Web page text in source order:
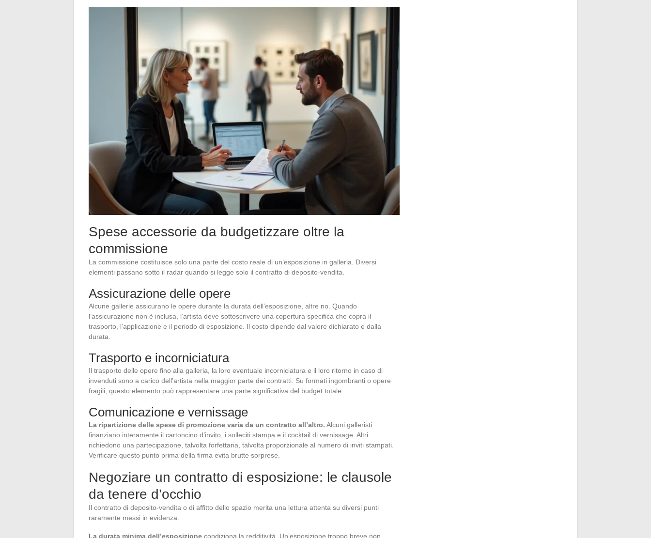
Spese accessorie da budgetizzare oltre la
commissione
La commissione costituisce solo una parte del costo reale di un’esposizione in galleria. Diversi
elementi passano sotto il radar quando si legge solo il contratto di deposito-vendita.
Assicurazione delle opere
Alcune gallerie assicurano le opere durante la durata dell’esposizione, altre no. Quando
l’assicurazione non è inclusa, l’artista deve sottoscrivere una copertura specifica che copra il
trasporto, l’applicazione e il periodo di esposizione. Il costo dipende dal valore dichiarato e dalla
durata.
Trasporto e incorniciatura
Il trasporto delle opere fino alla galleria, la loro eventuale incorniciatura e il loro ritorno in caso di
invenduti sono a carico dell’artista nella maggior parte dei contratti. Su formati ingombranti o opere
fragili, questo elemento può rappresentare una parte significativa del budget totale.
Comunicazione e vernissage
La ripartizione delle spese di promozione varia da un contratto all’altro. Alcuni galleristi
finanziano interamente il cartoncino d’invito, i solleciti stampa e il cocktail di vernissage. Altri
richiedono una partecipazione, talvolta forfettaria, talvolta proporzionale al numero di inviti stampati.
Verificare questo punto prima della firma evita brutte sorprese.
Negoziare un contratto di esposizione: le clausole
da tenere d’occhio
Il contratto di deposito-vendita o di affitto dello spazio merita una lettura attenta su diversi punti
raramente messi in evidenza.
La durata minima dell’esposizione condiziona la redditività. Un’esposizione troppo breve non